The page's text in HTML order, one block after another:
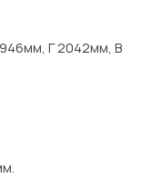
Г 2042мм, В